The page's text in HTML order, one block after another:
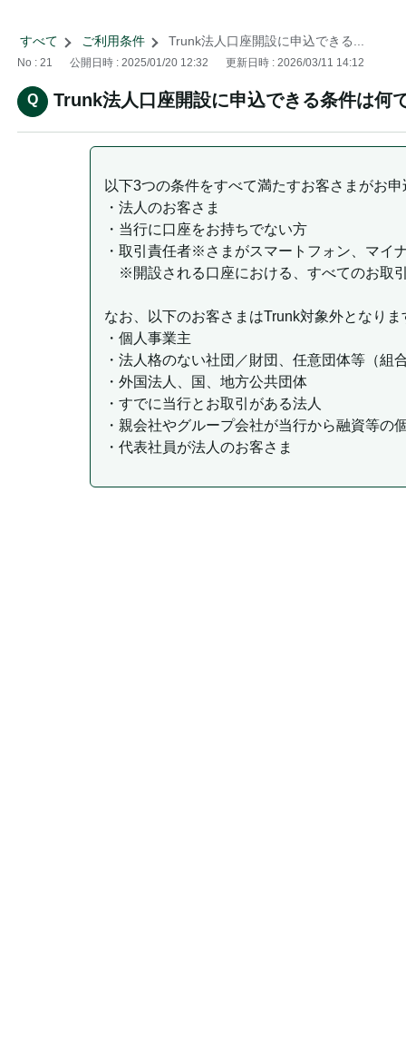
すべて > ご利用条件 > Trunk法人口座開設に申込できる...
No : 21 公開日時 : 2025/01/20 12:32 更新日時 : 2026/03/11 14:12
Trunk法人口座開設に申込できる条件は何
以下3つの条件をすべて満たすお客さまがお
・法人のお客さま
・当行に口座をお持ちでない方
・取引責任者※さまがスマートフォン、マイ
※開設される口座における、すべてのお取
なお、以下のお客さまはTrunk対象外となりま
・個人事業主
・法人格のない社団／財団、任意団体等（組
・外国法人、国、地方公共団体
・すでに当行とお取引がある法人
・親会社やグループ会社が当行から融資等
・代表社員が法人のお客さま